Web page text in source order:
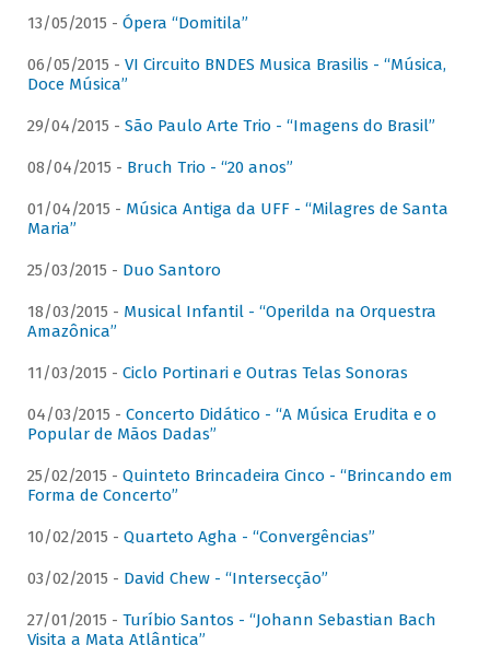
13/05/2015 - Ópera “Domitila”
06/05/2015 - VI Circuito BNDES Musica Brasilis - “Música,
Doce Música”
29/04/2015 - São Paulo Arte Trio - “Imagens do Brasil”
08/04/2015 - Bruch Trio - “20 anos”
01/04/2015 - Música Antiga da UFF - “Milagres de Santa
Maria”
25/03/2015 - Duo Santoro
18/03/2015 - Musical Infantil - “Operilda na Orquestra
Amazônica”
11/03/2015 - Ciclo Portinari e Outras Telas Sonoras
04/03/2015 - Concerto Didático - “A Música Erudita e o
Popular de Mãos Dadas”
25/02/2015 - Quinteto Brincadeira Cinco - “Brincando em
Forma de Concerto”
10/02/2015 - Quarteto Agha - “Convergências”
03/02/2015 - David Chew - “Intersecção”
27/01/2015 - Turíbio Santos - “Johann Sebastian Bach
Visita a Mata Atlântica”